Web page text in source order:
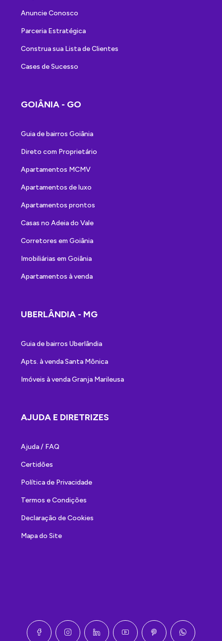
Anuncie Conosco
Parceria Estratégica
Construa sua Lista de Clientes
Cases de Sucesso
GOIÂNIA - GO
Guia de bairros Goiânia
Direto com Proprietário
Apartamentos MCMV
Apartamentos de luxo
Apartamentos prontos
Casas no Adeia do Vale
Corretores em Goiânia
Imobiliárias em Goiânia
Apartamentos à venda
UBERLÂNDIA - MG
Guia de bairros Uberlândia
Apts. à venda Santa Mônica
Imóveis à venda Granja Marileusa
AJUDA E DIRETRIZES
Ajuda / FAQ
Certidões
Política de Privacidade
Termos e Condições
Declaração de Cookies
Mapa do Site